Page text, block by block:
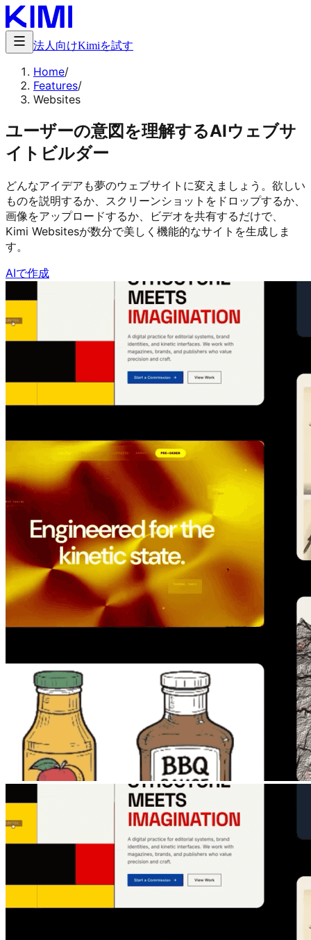
法人向けKimiを試す
Home/
Features/
Websites
ユーザーの意図を理解するAIウェブサ
イトビルダー
どんなアイデアも夢のウェブサイトに変えましょう。欲しい
ものを説明するか、スクリーンショットをドロップするか、
画像をアップロードするか、ビデオを共有するだけで、
Kimi Websitesが数分で美しく機能的なサイトを生成しま
す。
AIで作成